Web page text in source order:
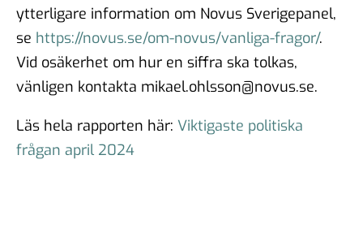
ytterligare information om Novus Sverigepanel,
se https://novus.se/om-novus/vanliga-fragor/.
Vid osäkerhet om hur en siffra ska tolkas,
vänligen kontakta mikael.ohlsson@novus.se.
Läs hela rapporten här: Viktigaste politiska
frågan april 2024